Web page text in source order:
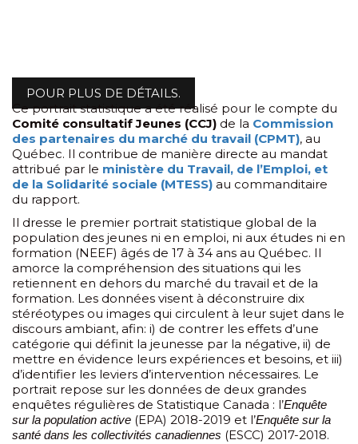
POUR PLUS DE DÉTAILS.
Ce portrait statistique a été réalisé pour le compte du
Comité consultatif Jeunes (CCJ) de la Commission
des partenaires du marché du travail (CPMT), au
Québec. Il contribue de manière directe au mandat
attribué par le ministère du Travail, de l’Emploi, et
de la Solidarité sociale (MTESS) au commanditaire
du rapport.
Il dresse le premier portrait statistique global de la
population des jeunes ni en emploi, ni aux études ni en
formation (NEEF) âgés de 17 à 34 ans au Québec. Il
amorce la compréhension des situations qui les
retiennent en dehors du marché du travail et de la
formation. Les données visent à déconstruire dix
stéréotypes ou images qui circulent à leur sujet dans le
discours ambiant, afin: i) de contrer les effets d’une
catégorie qui définit la jeunesse par la négative, ii) de
mettre en évidence leurs expériences et besoins, et iii)
d’identifier les leviers d’intervention nécessaires. Le
portrait repose sur les données de deux grandes
enquêtes régulières de Statistique Canada : l’Enquête
sur la population active (EPA) 2018-2019 et l’Enquête sur la
santé dans les collectivités canadiennes (ESCC) 2017-2018.